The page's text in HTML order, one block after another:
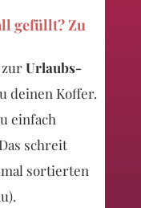
gefüllt? Zu
zurUrlaubs-
deinen Koffer.
einfach
Das schreit
sortierten